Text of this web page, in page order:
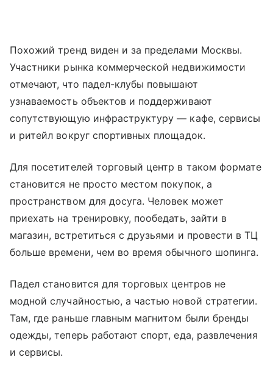
Похожий тренд виден и за пределами Москвы.
Участники рынка коммерческой недвижимости
отмечают, что падел-клубы повышают
узнаваемость объектов и поддерживают
сопутствующую инфраструктуру — кафе, сервисы
и ритейл вокруг спортивных площадок.
Для посетителей торговый центр в таком формате
становится не просто местом покупок, а
пространством для досуга. Человек может
приехать на тренировку, пообедать, зайти в
магазин, встретиться с друзьями и провести в ТЦ
больше времени, чем во время обычного шопинга.
Падел становится для торговых центров не
модной случайностью, а частью новой стратегии.
Там, где раньше главным магнитом были бренды
одежды, теперь работают спорт, еда, развлечения
и сервисы.